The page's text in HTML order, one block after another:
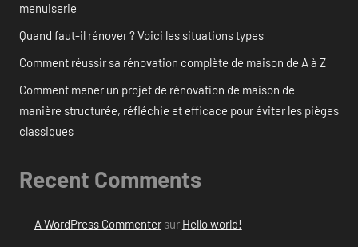
menuiserie
Quand faut-il rénover ? Voici les situations types
Comment réussir sa rénovation complète de maison de A à Z
Comment mener un projet de rénovation de maison de
manière structurée, réfléchie et efficace pour éviter les pièges
classiques
Recent Comments
A WordPress Commentersur Hello world!